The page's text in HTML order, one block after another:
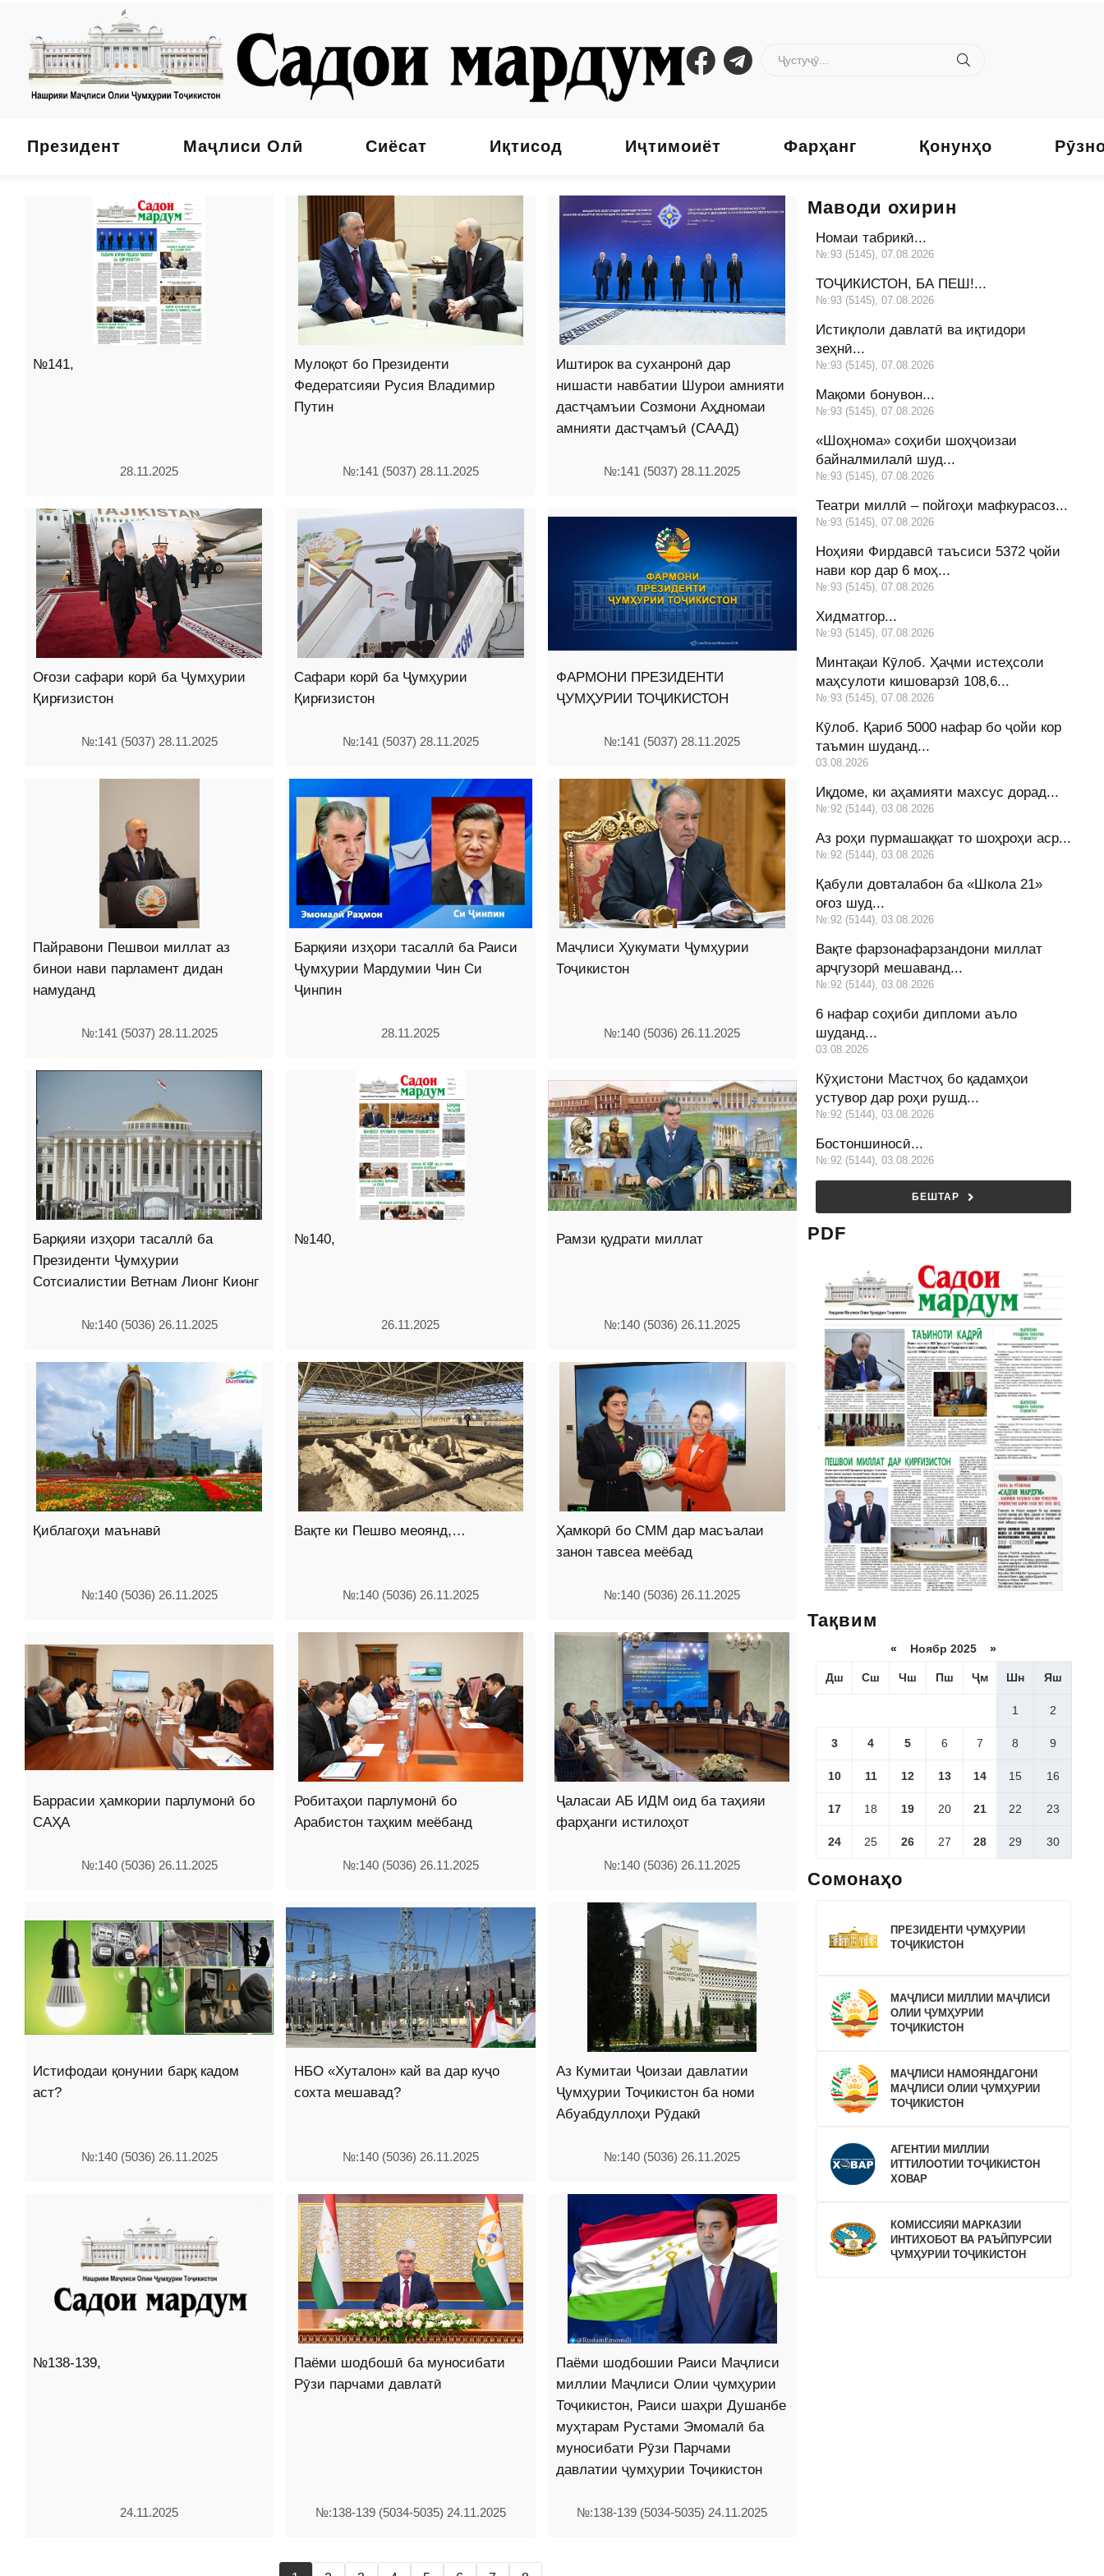
Президент Маҷлиси Олӣ Сиёсат Иқтисод Иҷтимоиёт Фарҳанг Қонунҳо
№141,
28.11.2025
Мулоқот бо Президенти
Федератсияи Русия Владимир
Путин
№:141 (5037) 28.11.2025
Иштирок ва суханронӣ дар
нишасти навбатии Шурои амнияти
дастҷамъии Созмони Аҳдномаи
амнияти дастҷамъӣ (СААД)
№:141 (5037) 28.11.2025
Оғози сафари корӣ ба Ҷумҳурии
Қирғизистон
№:141 (5037) 28.11.2025
Сафари корӣ ба Ҷумҳурии
Қирғизистон
№:141 (5037) 28.11.2025
ФАРМОНИ ПРЕЗИДЕНТИ
ҶУМҲУРИИ ТОҶИКИСТОН
№:141 (5037) 28.11.2025
Пайравони Пешвои миллат аз
бинои нави парламент дидан
намуданд
№:141 (5037) 28.11.2025
Барқияи изҳори тасаллӣ ба Раиси
Ҷумҳурии Мардумии Чин Си
Ҷинпин
28.11.2025
Маҷлиси Ҳукумати Ҷумҳурии
Тоҷикистон
№:140 (5036) 26.11.2025
Барқияи изҳори тасаллӣ ба
Президенти Ҷумҳурии
Сотсиалистии Ветнам Лионг Кионг
№:140 (5036) 26.11.2025
№140,
26.11.2025
Рамзи қудрати миллат
№:140 (5036) 26.11.2025
Қиблагоҳи маънавӣ
№:140 (5036) 26.11.2025
Вақте ки Пешво меоянд,…
№:140 (5036) 26.11.2025
Ҳамкорӣ бо СММ дар масъалаи
занон тавсеа меёбад
№:140 (5036) 26.11.2025
Баррасии ҳамкории парлумонӣ бо
САҲА
№:140 (5036) 26.11.2025
Робитаҳои парлумонӣ бо
Арабистон таҳким меёбанд
№:140 (5036) 26.11.2025
Ҷаласаи АБ ИДМ оид ба таҳияи
фарҳанги истилоҳот
№:140 (5036) 26.11.2025
Истифодаи қонунии барқ кадом
аст?
№:140 (5036) 26.11.2025
НБО «Хуталон» кай ва дар куҷо
сохта мешавад?
№:140 (5036) 26.11.2025
Аз Кумитаи Ҷоизаи давлатии
Ҷумҳурии Тоҷикистон ба номи
Абуабдуллоҳи Рӯдакӣ
№:140 (5036) 26.11.2025
№138-139,
24.11.2025
Паёми шодбошӣ ба муносибати
Рӯзи парчами давлатӣ
№:138-139 (5034-5035) 24.11.2025
Паёми шодбошии Раиси Маҷлиси
миллии Маҷлиси Олии ҷумҳурии
Тоҷикистон, Раиси шаҳри Душанбе
муҳтарам Рустами Эмомалӣ ба
муносибати Рӯзи Парчами
давлатии ҷумҳурии Тоҷикистон
№:138-139 (5034-5035) 24.11.2025
Маводи охирин
Номаи табрикӣ...
№:93 (5145), 07.08.2026
ТОҶИКИСТОН, БА ПЕШ!...
№:93 (5145), 07.08.2026
Истиқлоли давлатӣ ва иқтидори
зеҳнӣ...
№:93 (5145), 07.08.2026
Мақоми бонувон...
№:93 (5145), 07.08.2026
«Шоҳнома» соҳиби шоҳҷоизаи
байналмилалӣ шуд...
№:93 (5145), 07.08.2026
Театри миллӣ – пойгоҳи мафкурасоз...
№:93 (5145), 07.08.2026
Ноҳияи Фирдавсӣ таъсиси 5372 ҷойи
нави кор дар 6 моҳ...
№:93 (5145), 07.08.2026
Хидматгор...
№:93 (5145), 07.08.2026
Минтақаи Кӯлоб. Ҳаҷми истеҳсоли
маҳсулоти кишоварзӣ 108,6...
№:93 (5145), 07.08.2026
Кӯлоб. Қариб 5000 нафар бо ҷойи кор
таъмин шуданд...
03.08.2026
Иқдоме, ки аҳамияти махсус дорад...
№:92 (5144), 03.08.2026
Аз роҳи пурмашаққат то шоҳроҳи аср...
№:92 (5144), 03.08.2026
Қабули довталабон ба «Школа 21»
оғоз шуд...
№:92 (5144), 03.08.2026
Вақте фарзонафарзандони миллат
арҷгузорӣ мешаванд...
№:92 (5144), 03.08.2026
6 нафар соҳиби дипломи аъло
шуданд...
03.08.2026
Кӯҳистони Мастчоҳ бо қадамҳои
устувор дар роҳи рушд...
№:92 (5144), 03.08.2026
Бостоншиносӣ...
№:92 (5144), 03.08.2026
БЕШТАР
PDF
Тақвим
« Ноябр 2025 »
Дш Сш Чш Пш Ҷм Шн Яш
1 2
3 4 5 6 7 8 9
10 11 12 13 14 15 16
17 18 19 20 21 22 23
24 25 26 27 28 29 30
Сомонаҳо
ПРЕЗИДЕНТИ ҶУМҲУРИИ
ТОҶИКИСТОН
МАҶЛИСИ МИЛЛИИ МАҶЛИСИ
ОЛИИ ҶУМҲУРИИ
ТОҶИКИСТОН
МАҶЛИСИ НАМОЯНДАГОНИ
МАҶЛИСИ ОЛИИ ҶУМҲУРИИ
ТОҶИКИСТОН
АГЕНТИИ МИЛЛИИ
ИТТИЛООТИИ ТОҶИКИСТОН
ХОВАР
КОМИССИЯИ МАРКАЗИИ
ИНТИХОБОТ ВА РАЪЙПУРСИИ
ҶУМҲУРИИ ТОҶИКИСТОН